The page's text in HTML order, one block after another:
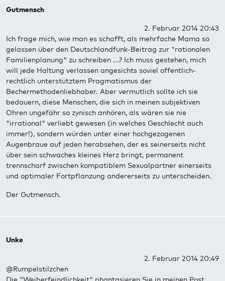
Gutmensch
2. Februar 2014 20:43
Ich frage mich, wie man es schafft, als mehrfache Mama so
gelassen über den Deutschlandfunk-Beitrag zur "rationalen
Familienplanung" zu schreiben ...? Ich muss gestehen, mich
will jede Haltung verlassen angesichts soviel offentlich-
rechtlich unterstütztem Pragmatismus der
Bechermethodenliebhaber. Aber vermutlich sollte ich sie
bedauern, diese Menschen, die sich in meinen subjektiven
Ohren ungefähr so zynisch anhören, als wären sie nie
"irrational" verliebt gewesen (in welches Geschlecht auch
immer!), sondern würden unter einer hochgezogenen
Augenbraue auf jeden herabsehen, der es seinerseits nicht
über sein schwaches kleines Herz bringt, permanent
trennscharf zwischen kompatiblem Sexualpartner einerseits
und optimaler Fortpflanzung andererseits zu unterscheiden.
Der Gutmensch.
Unke
2. Februar 2014 20:49
@Rumpelstilzchen